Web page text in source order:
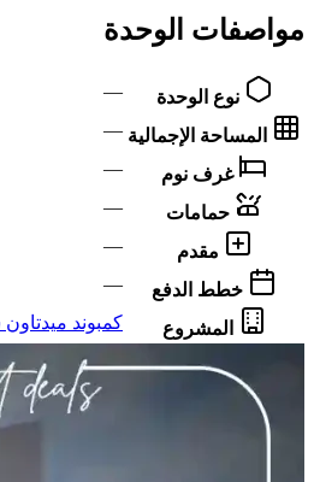
مواصفات الوحدة
نوع الوحدة —
المساحة الإجمالية —
غرف نوم —
حمامات —
مقدم —
خطط الدفع —
المشروع كمبوند